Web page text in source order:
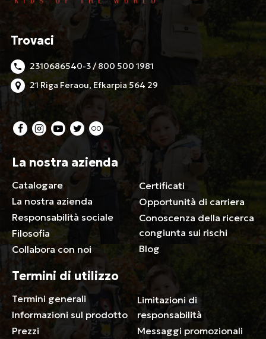
Trovaci
2310686540-3 / 800 500 1981
21 Riga Feraou, Efkarpia 564 29
La nostra azienda
Catalogare
La nostra azienda
Responsabilità sociale
Filosofia
Collabora con noi
Certificati
Opportunità di carriera
Conoscenza della ricerca
congiunta sui rischi
Blog
Termini di utilizzo
Termini generali
Informazioni sul prodotto
Prezzi
Limitazioni di
responsabilità
Messaggi promozionali